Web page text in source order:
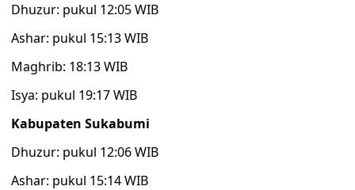
Dhuzur: pukul 12:05 WIB
Ashar: pukul 15:13 WIB
Maghrib: 18:13 WIB
Isya: pukul 19:17 WIB
Kabupaten Sukabumi
Dhuzur: pukul 12:06 WIB
Ashar: pukul 15:14 WIB